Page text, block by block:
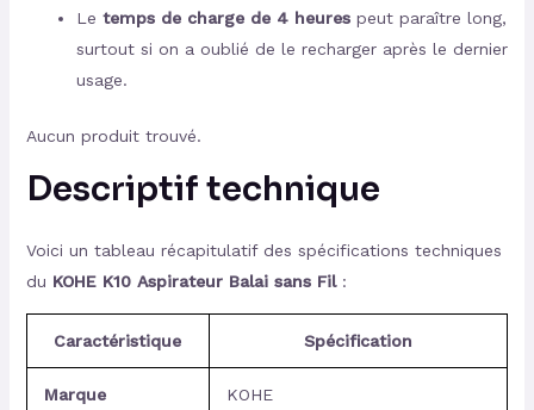
Le temps de charge de 4 heurespeut paraître long,
surtout si on a oublié de le recharger après le dernier
usage.
Aucun produit trouvé.
Descriptif technique
Voici un tableau récapitulatif des spécifications techniques
du KOHE K10 Aspirateur Balai sans Fil:
Caractéristique Spécification
Marque KOHE